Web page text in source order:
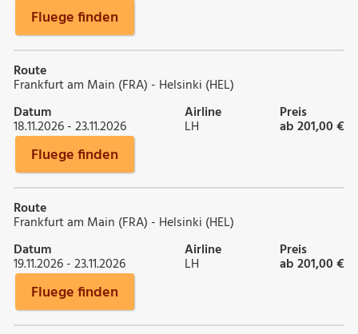
Fluege finden
Route
Frankfurt am Main (FRA) - Helsinki (HEL)
Datum
18.11.2026 - 23.11.2026
Airline
LH
Preis
ab 201,00 €
Fluege finden
Route
Frankfurt am Main (FRA) - Helsinki (HEL)
Datum
19.11.2026 - 23.11.2026
Airline
LH
Preis
ab 201,00 €
Fluege finden